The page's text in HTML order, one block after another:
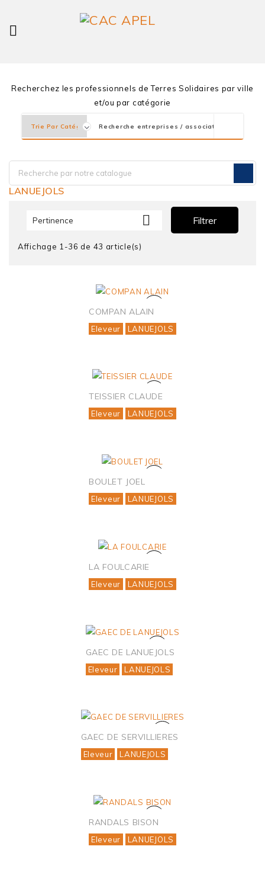

Recherchez les professionnels de Terres Solidaires par ville
et/ou par catégorie
LANUEJOLS
Pertinence  Filtrer
Affichage 1-36 de 43 article(s)
COMPAN ALAIN
Eleveur LANUEJOLS
TEISSIER CLAUDE
Eleveur LANUEJOLS
BOULET JOEL
Eleveur LANUEJOLS
LA FOULCARIE
Eleveur LANUEJOLS
GAEC DE LANUEJOLS
Eleveur LANUEJOLS
GAEC DE SERVILLIERES
Eleveur LANUEJOLS
RANDALS BISON
Eleveur LANUEJOLS